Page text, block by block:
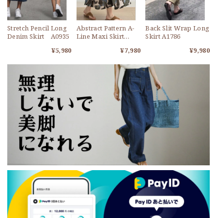
Stretch Pencil Long
Denim Skirt A0935
¥5,980
Abstract Pattern A-
Line Maxi Skirt
¥7,980
Back Slit Wrap Long
Skirt A1786
¥9,980